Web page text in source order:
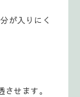
が入りにく
せます。